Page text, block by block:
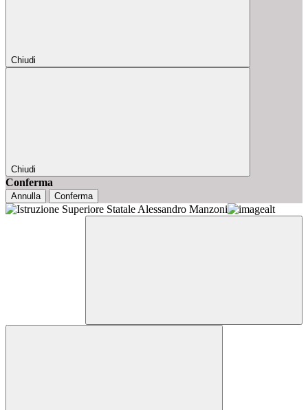
Chiudi
Chiudi
Conferma
Annulla Conferma